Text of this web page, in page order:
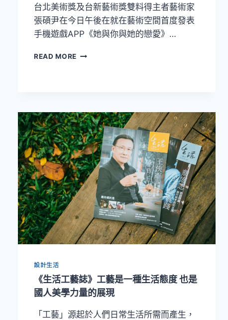
台北美術獎及台新藝術獎雙料得主者藝術家
張碩尹在今日午後在就在藝術空間首度發表
手機遊戲APP《她與你與她的戀愛》…
READ MORE
域
創
作！
多
媒
材
藝
術
家
張
碩
尹
手
戲
APP《她
與
與
設計生活
《生活工藝誌》工藝是一種生活態度 也是
國人美學力量的展現
「工藝」源起於人們日常生活所需而產生，